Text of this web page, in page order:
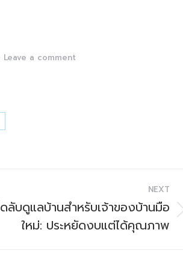
Leave a comment
NEXT
ลับดูแลบ้านสำหรับเจ้าของบ้านมือ
ใหม่: ประหยัดงบแต่ได้คุณภาพ